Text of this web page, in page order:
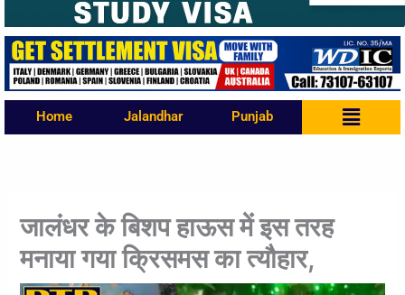
Home Jalandhar Punjab Menu
जालंधर के बिशप हाऊस में इस तरह
मनाया गया क्रिसमस का त्यौहार,